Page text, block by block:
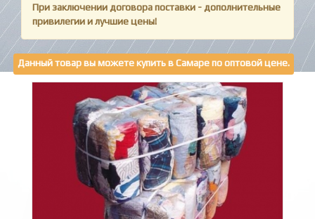
При заключении договора поставки - дополнительные
привилегии и лучшие цены!
Данный товар вы можете купить в Самаре по оптовой цене.